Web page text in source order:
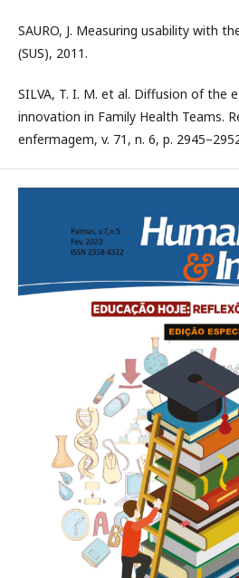
SAURO, J. Measuring usability with
(SUS), 2011.
SILVA, T. I. M. et al. Diffusion of the
innovation in Family Health Teams.
enfermagem, v. 71, n. 6, p.